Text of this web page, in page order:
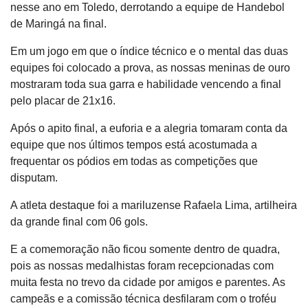
nesse ano em Toledo, derrotando a equipe de Handebol
de Maringá na final.
Em um jogo em que o índice técnico e o mental das duas
equipes foi colocado a prova, as nossas meninas de ouro
mostraram toda sua garra e habilidade vencendo a final
pelo placar de 21x16.
Após o apito final, a euforia e a alegria tomaram conta da
equipe que nos últimos tempos está acostumada a
frequentar os pódios em todas as competições que
disputam.
A atleta destaque foi a mariluzense Rafaela Lima, artilheira
da grande final com 06 gols.
E a comemoração não ficou somente dentro de quadra,
pois as nossas medalhistas foram recepcionadas com
muita festa no trevo da cidade por amigos e parentes. As
campeãs e a comissão técnica desfilaram com o troféu